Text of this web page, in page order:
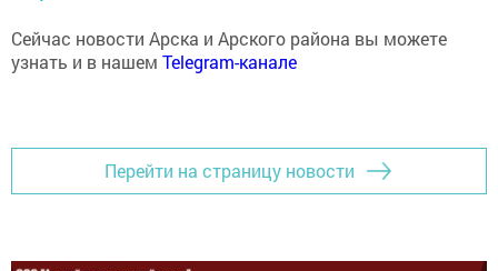
Сейчас новости Арска и Арского района вы можете
узнать и в нашем Telegram-канале
Перейти на страницу новости